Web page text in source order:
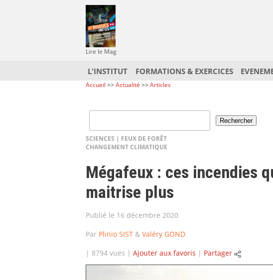
Lire le Mag
L'INSTITUT FORMATIONS & EXERCICES
Accueil >>Actualité >>Articles
SCIENCES | FEUX DE FORÊT
CHANGEMENT CLIMATIQUE
Mégafeux : ces incendies
maitrise plus
Publié le 16 décembre 2020
Par Plinio SIST & Valéry GOND
| 8794 vues | Ajouter aux favoris | Partager